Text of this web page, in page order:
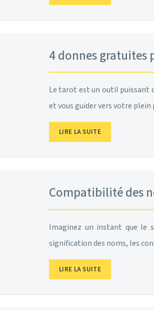
4 donnes
Le tarot est un outil puissant
et vous guider vers votre
LIRE LA SUITE
Compatibilité des
Imaginez un instant que le
signification des noms, les
LIRE LA SUITE